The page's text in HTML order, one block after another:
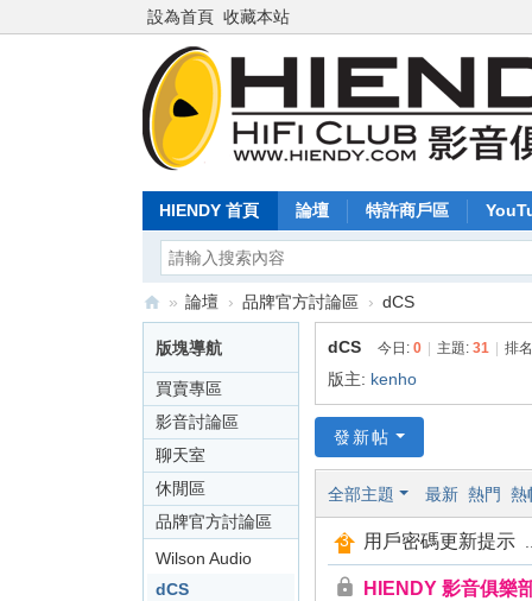
設為首頁 收藏本站
HIENDY 首頁 論壇 特許商戶區
Hi
en
dy
.c
o
m
影
» 論壇 › 品牌官方討論區 › dCS
版塊導航
買賣專區
影音討論區
聊天室
休閒區
品牌官方討論區
Wilson Audio
dCS
dCS 今日: 0 主題: 31 排
版主: kenho
發新帖
全部主題 最新 熱門 熱
用戶密碼更新提示
HIENDY 影音俱樂